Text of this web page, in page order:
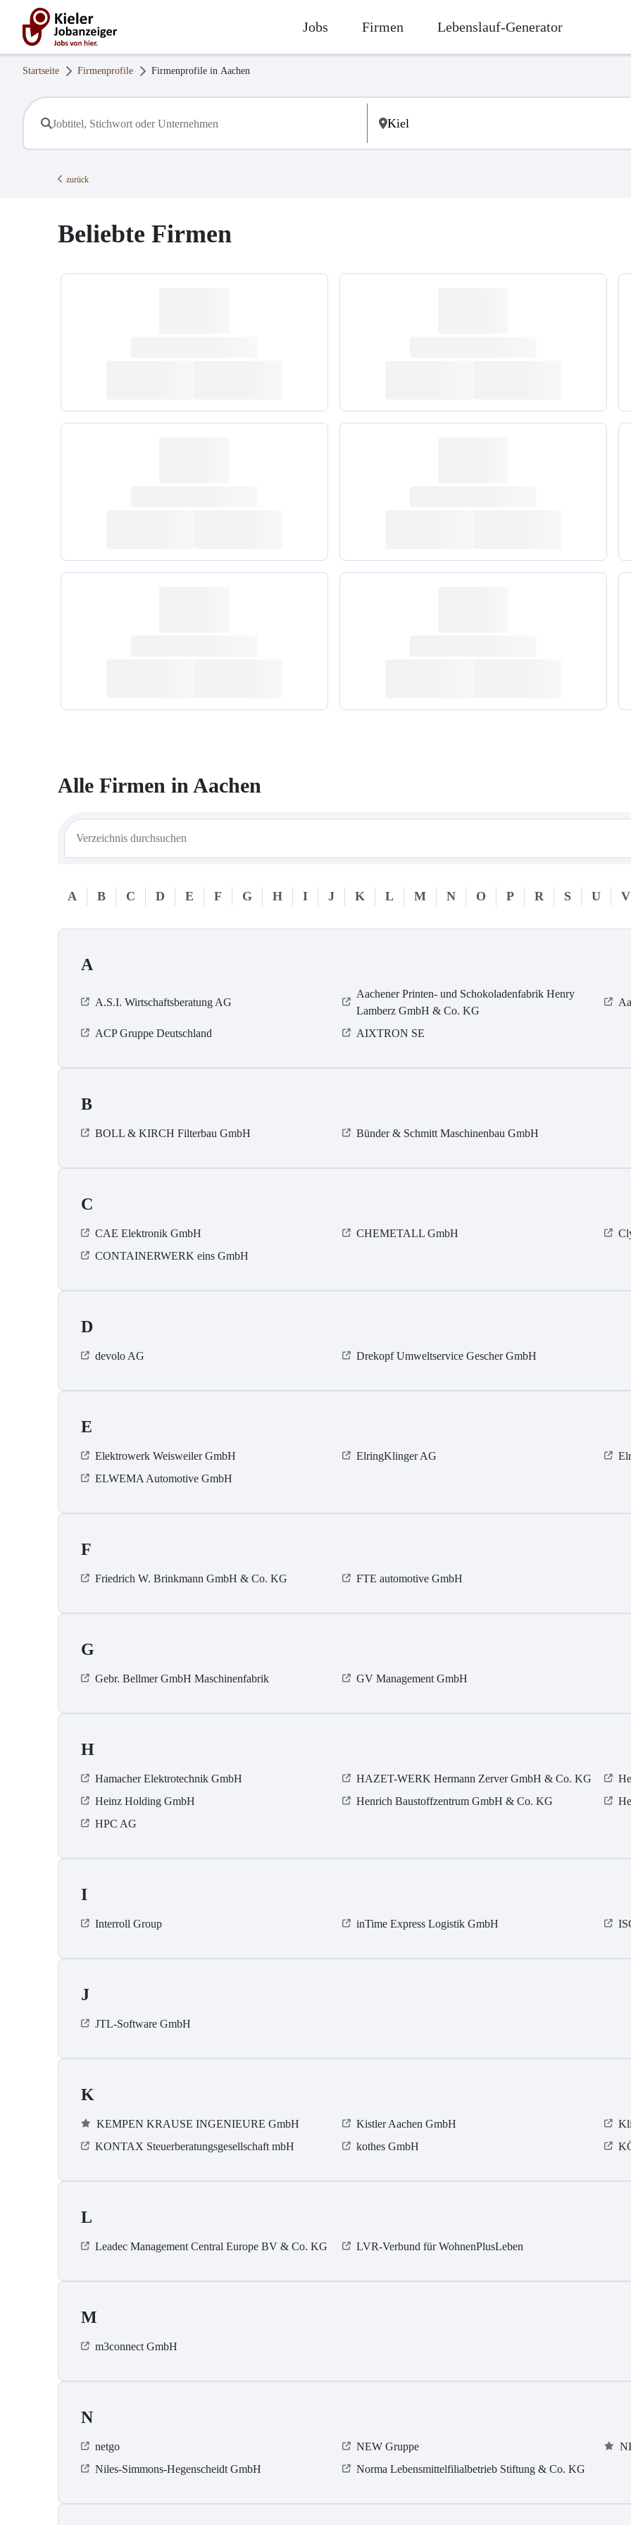
Jobs Firmen Lebenslauf-Generator
Startseite Firmenprofile Firmenprofile in Aachen
zurück
Beliebte Firmen
Alle Firmen in Aachen
A B C D E F G H I J K L M N O P R S U V
A
A.S.I. Wirtschaftsberatung AG
Aachener Printen- und Schokoladenfabrik Henry
Lamberz GmbH & Co. KG
ACP Gruppe Deutschland AIXTRON SE
B
BOLL & KIRCH Filterbau GmbH Bünder & Schmitt Maschinenbau GmbH
C
CAE Elektronik GmbH CHEMETALL GmbH
CONTAINERWERK eins GmbH
D
devolo AG Drekopf Umweltservice Gescher GmbH
E
Elektrowerk Weisweiler GmbH ElringKlinger AG
ELWEMA Automotive GmbH
F
Friedrich W. Brinkmann GmbH & Co. KG FTE automotive GmbH
G
Gebr. Bellmer GmbH Maschinenfabrik GV Management GmbH
H
Hamacher Elektrotechnik GmbH HAZET-WERK Hermann Zerver GmbH & Co. KG
Heinz Holding GmbH
Henrich Baustoffzentrum GmbH & Co. KG
HPC AG
I
Interroll Group inTime Express Logistik GmbH
J
JTL-Software GmbH
K
KEMPEN KRAUSE INGENIEURE GmbH Kistler Aachen GmbH
KONTAX Steuerberatungsgesellschaft mbH
kothes GmbH
L
Leadec Management Central Europe BV & Co. KG LVR-Verbund für WohnenPlusLeben
M
m3connect GmbH
N
netgo NEW Gruppe
Niles-Simmons-Hegenscheidt GmbH
Norma Lebensmittelfilialbetrieb Stiftung & Co. KG